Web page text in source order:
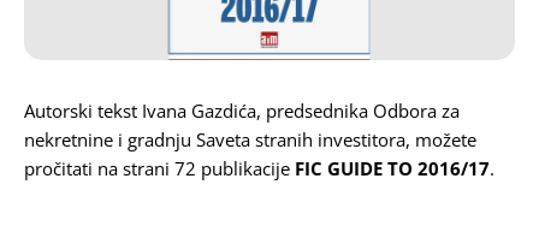
Karijera
Kontakt
Autorski tekst Ivana Gazdića, predsednika Odbora za
nekretnine i gradnju Saveta stranih investitora, možete
pročitati na strani 72 publikacije FIC GUIDE TO 2016/17.